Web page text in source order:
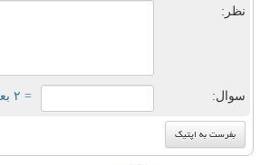
نظر:
سوال: = ۲ بعلاوه ۱